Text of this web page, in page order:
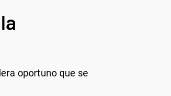
oportuno que se